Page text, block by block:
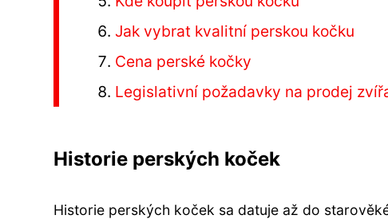
Jak vybrat kvalitní perskou kočku
Cena perské kočky
Legislativní požadavky na prodej
Historie perských koček
Historie perských koček sa datuje až do